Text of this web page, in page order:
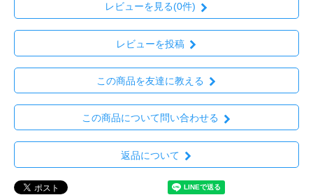
レビューを見る(0件)
レビューを投稿
この商品を友達に教える
この商品について問い合わせる
返品について